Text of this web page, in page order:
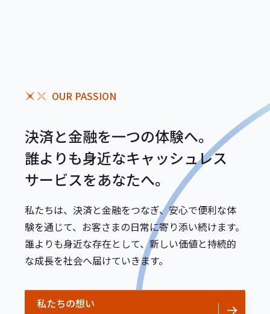
OUR PASSION
決済と金融を一つの体験へ。
誰よりも身近なキャッシュレス
サービスをあなたへ。
私たちは、決済と金融をつなぎ、安心で便利な体
験を通じて、お客さまの日常に寄り添い続けます。
誰よりも身近な存在として、新しい価値と持続的
な成長を社会へ届けていきます。
私たちの想い